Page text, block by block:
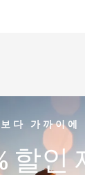
다 가까이에
할인